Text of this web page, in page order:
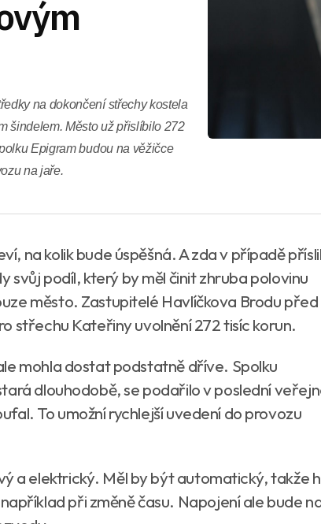
na dokončení střechy kostela
šindelem. Město už přislíbilo 272
Epigram budou na věžičce
na jaře.
na kolik bude úspěšná. A zda v případě
svůj podíl, který by měl činit zhruba polovinu
město. Zastupitelé Havlíčkova Brodu před
střechu Kateřiny uvolnění 272 tisíc korun.
mohla dostat podstatně dříve. Spolku
dlouhodobě, se podařilo v poslední
To umožní rychlejší uvedení do provozu
a elektrický. Měl by být automatický, takže
při změně času. Napojení ale bude